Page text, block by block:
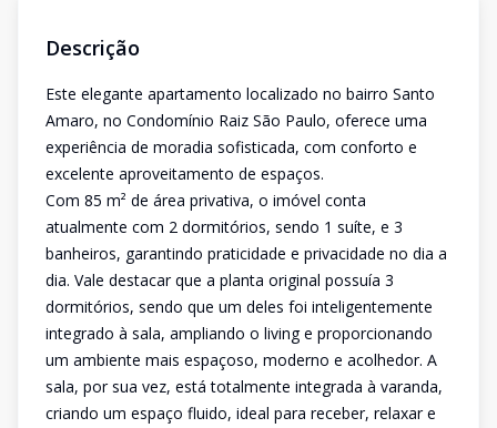
Descrição
Este elegante apartamento localizado no bairro Santo
Amaro, no Condomínio Raiz São Paulo, oferece uma
experiência de moradia sofisticada, com conforto e
excelente aproveitamento de espaços.
Com 85 m² de área privativa, o imóvel conta
atualmente com 2 dormitórios, sendo 1 suíte, e 3
banheiros, garantindo praticidade e privacidade no dia a
dia. Vale destacar que a planta original possuía 3
dormitórios, sendo que um deles foi inteligentemente
integrado à sala, ampliando o living e proporcionando
um ambiente mais espaçoso, moderno e acolhedor. A
sala, por sua vez, está totalmente integrada à varanda,
criando um espaço fluido, ideal para receber, relaxar e